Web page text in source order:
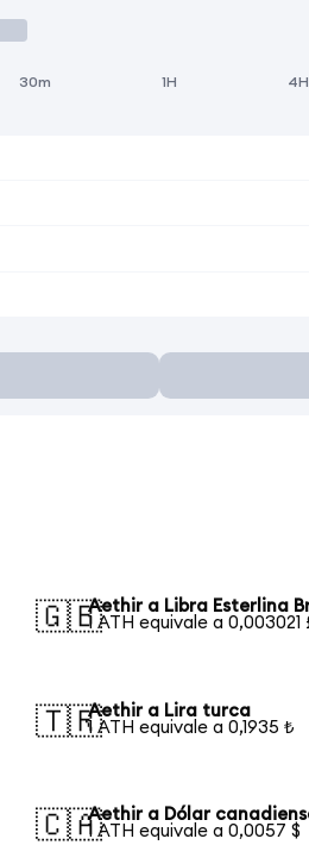
30m 1H 4H
🇬🇧Aethir a Libra Esterlina
1 ATH equivale a 0,003021
🇹🇷Aethir a Lira turca
1 ATH equivale a 0,1935 ₺
🇨🇦Aethir a Dólar
1 ATH equivale a 0,0057 $